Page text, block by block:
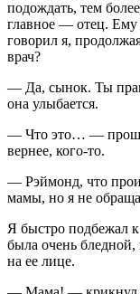
подождать, тем
главное — отец.
говорил я,
врач?
— Да, сынок. Ты
она улыбается.
— Что это… —
вернее, кого-то.
— Рэймонд, что
мамы, но я не
Я быстро подбежал
была очень
на ее лице.